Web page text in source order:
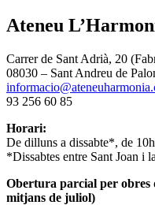
Ateneu
Carrer de Sant Adrià, 20
08030 – Sant Andreu de
93 256 60 85
Horari:
De dilluns a dissabte*, de
*Dissabtes entre Sant Joan i
Obertura parcial per obres
mitjans de juliol)